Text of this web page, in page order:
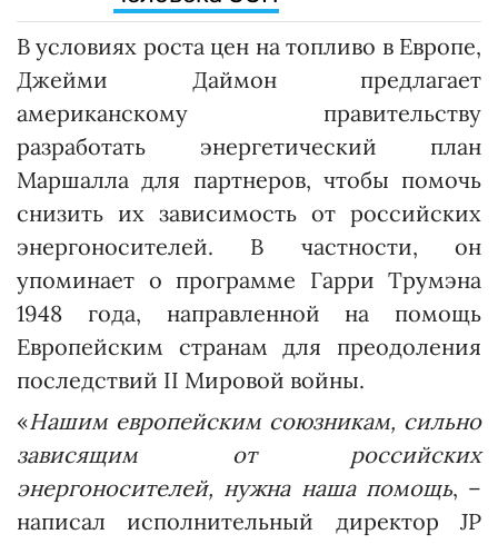
В условиях роста цен на топливо в Европе,
Джейми Даймон предлагает
американскому правительству
разработать энергетический план
Маршалла для партнеров, чтобы помочь
снизить их зависимость от российских
энергоносителей. В частности, он
упоминает о программе Гарри Трумэна
1948 года, направленной на помощь
Европейским странам для преодоления
последствий II Мировой войны.
«Нашим европейским союзникам, сильно
зависящим от российских
энергоносителей, нужна наша помощь, –
написал исполнительный директор JP